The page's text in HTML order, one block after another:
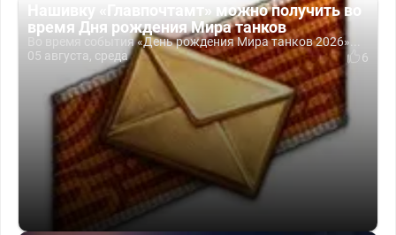
Нашивку «Главпочтамт» можно получить во
время Дня рождения Мира танков
Во время события «День рождения Мира танков 2026»...
05 августа, среда
6